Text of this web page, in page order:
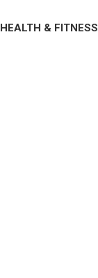
HEALTH & FITNESS